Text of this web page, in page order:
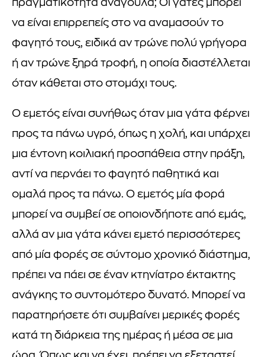
πραγματικότητα αναγούλα; Οι γάτες μπορεί
να είναι επιρρεπείς στο να αναμασούν το
φαγητό τους, ειδικά αν τρώνε πολύ γρήγορα
ή αν τρώνε ξηρά τροφή, η οποία διαστέλλεται
όταν κάθεται στο στομάχι τους.
Ο εμετός είναι συνήθως όταν μια γάτα φέρνει
προς τα πάνω υγρό, όπως η χολή, και υπάρχει
μια έντονη κοιλιακή προσπάθεια στην πράξη,
αντί να περνάει το φαγητό παθητικά και
ομαλά προς τα πάνω. Ο εμετός μία φορά
μπορεί να συμβεί σε οποιονδήποτε από εμάς,
αλλά αν μια γάτα κάνει εμετό περισσότερες
από μία φορές σε σύντομο χρονικό διάστημα,
πρέπει να πάει σε έναν κτηνίατρο έκτακτης
ανάγκης το συντομότερο δυνατό. Μπορεί να
παρατηρήσετε ότι συμβαίνει μερικές φορές
κατά τη διάρκεια της ημέρας ή μέσα σε μια